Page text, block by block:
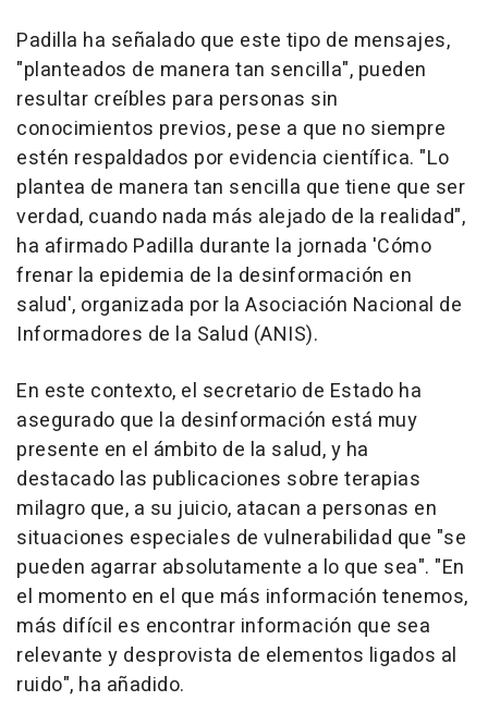
Padilla ha señalado que este tipo de mensajes,
"planteados de manera tan sencilla", pueden
resultar creíbles para personas sin
conocimientos previos, pese a que no siempre
estén respaldados por evidencia científica. "Lo
plantea de manera tan sencilla que tiene que ser
verdad, cuando nada más alejado de la realidad",
ha afirmado Padilla durante la jornada 'Cómo
frenar la epidemia de la desinformación en
salud', organizada por la Asociación Nacional de
Informadores de la Salud (ANIS).
En este contexto, el secretario de Estado ha
asegurado que la desinformación está muy
presente en el ámbito de la salud, y ha
destacado las publicaciones sobre terapias
milagro que, a su juicio, atacan a personas en
situaciones especiales de vulnerabilidad que "se
pueden agarrar absolutamente a lo que sea". "En
el momento en el que más información tenemos,
más difícil es encontrar información que sea
relevante y desprovista de elementos ligados al
ruido", ha añadido.